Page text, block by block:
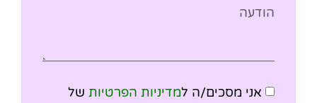
אני מסכים/ה למדיניות הפרטיות של